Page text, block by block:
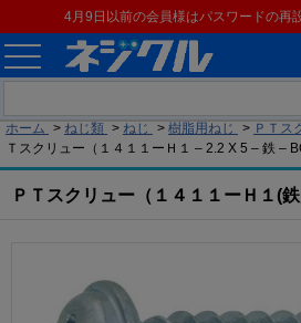
4月9日以前の会員様はパスワードの再
ホーム > ねじ類 > ねじ > 樹脂用ねじ > ＰＴス
Ｔスクリュー（１４１１ーＨ１ – 2.2 X 5 – 鉄 –
ＰＴスクリュー（１４１１ーＨ１(